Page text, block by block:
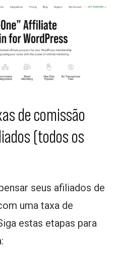
de comissão
(todos os
seus afiliados de
uma taxa de
estas etapas para